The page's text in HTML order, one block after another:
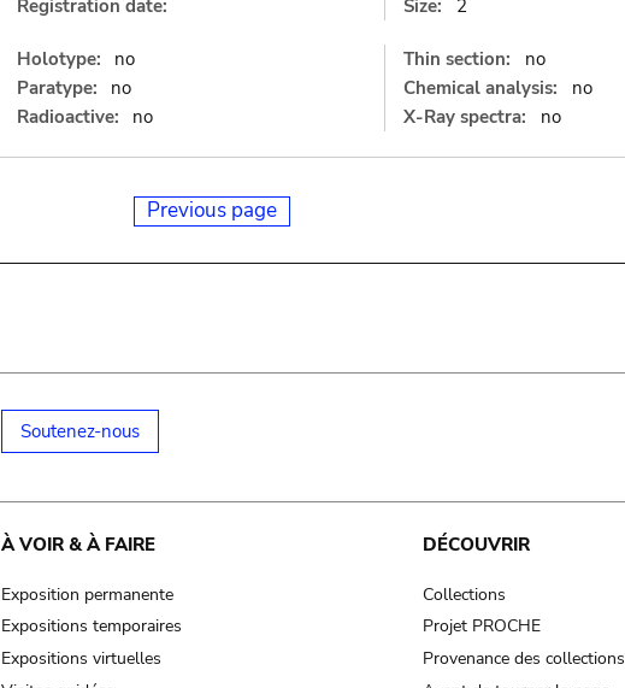
Registration date:
Size:
2
Holotype:
no
Paratype:
no
Radioactive:
no
Thin section:
no
Chemical analysis:
no
X-Ray spectra:
no
Previous page
Soutenez-nous
À VOIR & À FAIRE
Exposition permanente
Expositions temporaires
Expositions virtuelles
DÉCOUVRIR
Collections
Projet PROCHE
Provenance des collections